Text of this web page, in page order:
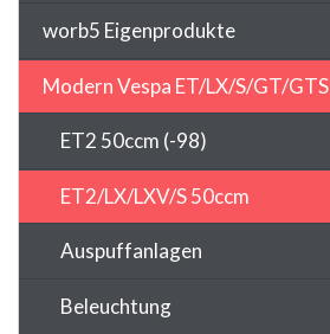
worb5 Eigenprodukte
Modern Vespa ET/LX/S/GT/GTS
ET2 50ccm (-98)
ET2/LX/LXV/S 50ccm
Auspuffanlagen
Beleuchtung